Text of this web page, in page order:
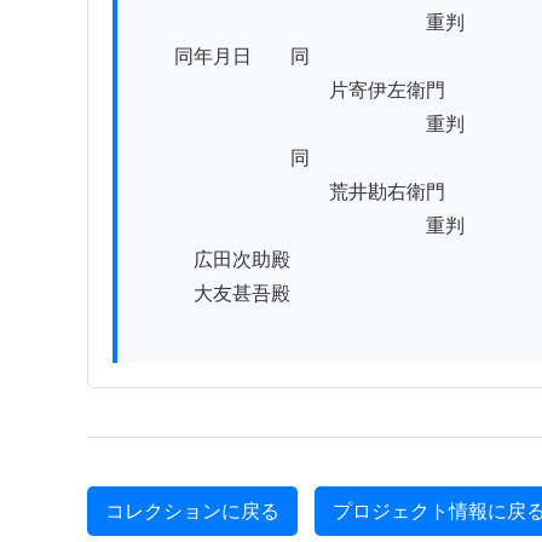
重判
同年月日　　同
片寄伊左衛門
重判
同
荒井勘右衛門
重判
広田次助殿
大友甚吾殿
コレクションに戻る プロジェクト情報に戻